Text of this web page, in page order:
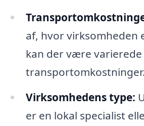
af, hvor virksomheden
kan der være varierede
transportomkostninger.
Virksomhedens type:
er en lokal specialist